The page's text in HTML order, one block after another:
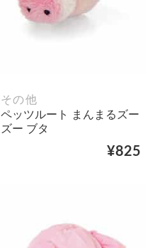
その他
ペッツルート まんまるズー
ズー ブタ
¥825